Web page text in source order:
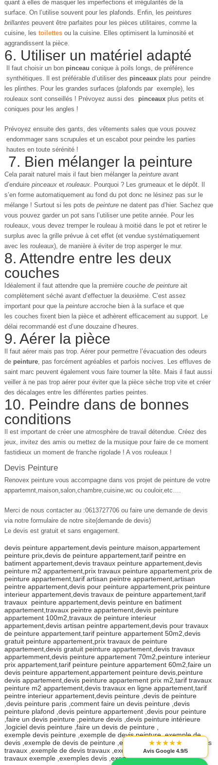
★★★★★
Avis Google 4.9/5
quant à elles de masquer les imperfections et irrégularités de la
surface. On l’utilise souvent pour les plafonds. Enfin, les peintures
brillantes peuvent être parfaites pour les pièces utilitaires, comme la
cuisine, les toilettes ou la cuisine. Elles optimisent la luminosité et
aggrandissent la pièce.
6. Utiliser un matériel adapté
Il faut choisir un bon pinceau conique à poils longs, de préférence
synthétiques. Il est préférable d’utiliser des pinceaux plats pour peindre
les plinthes. Pour les grandes surfaces (plafonds par exemple), les
rouleaux sont conseillés ! Prévoyez aussi des pinceaux plus petits et
coniques pour les angles !
Prévoyez ensuite des gants, des vêtements sales que vous pouvez
endommager sans scrupules et un escabot pour peindre les parties
hautes en toute sérénité !
7. Bien mélanger la peinture
Cela parait naturel mais il faut bien mélanger la peinture avant
d’enduire pinceaux et rouleaux. Pourquoi ? Les grumeaux et le dépôt. Il
s’en forme automatiquement au fond du pot donc ne lésinez pas sur le
mélange ! Surtout si les pots de peinture ne datent pas d’hier. Sachez que
vous pouvez garder un pot sans l’utiliser une petite année. Pour les
rouleaux, vous devez tremper le rouleau à moitié dans le pot et retirer le
surplus avec la grille prévue à cet effet (et vendue systématiquement
avec les rouleaux), de manière à éviter de trop asperger le mur.
8. Attendre entre les deux
couches
Idéalement il faut attendre que la première couche de peinture ait
complètement séché avant d’effectuer la deuxième. C’est assez
important pour que la peinture accroche bien à la surface et que
les couches fixent bien la pièce et adhèrent efficacement au support. Le
délai recommandé est d’une douzaine d’heures.
9. Aérer la pièce
Il faut aérer mais pas trop. Aérer pour permettre l’évacuation des odeurs
de peinture, pas forcément agréables et parfois nocives. Les effluves de
saint marc peuvent également vous faire tourner la tête. Mais il faut aussi
veiller à ne pas trop aérer pour éviter que la pièce sèche trop vite et créer
des décalages entre les différentes parties peintes.
10. Peindre dans de bonnes
conditions
Il est important de créer une atmosphère de travail détendue. Créez des
jeux, invitez des amis ou mettez de la musique pour faire de ce moment
fastidieux un moment de franche rigolade ! A vos rouleaux !
Devis Peinture
Renovex peinture vous accompagne dans vos projet de peinture de votre
appartemnt,maison,salon,chambre,cuisine,wc ou couloir,etc….
Merci de nous contacter au :0613727706 ou faire une demande de devis
via notre formulaire de notre site(demande de devis)
Le devis est gratuit et sans engagement.
devis peinture appartement,devis peinture maison,appartement
peinture prix,devis de peinture appartement,tarif peintre en
batiment appartement,devis travaux peinture appartement,devis
peinture m2 appartement,prix travaux peinture appartement,prix de
peinture appartement,tarif artisan peintre appartement,artisan
peintre appartement,devis pour peinture appartement,prix peinture
interieur appartement,devis travaux de peinture appartement,tarif
travaux peinture appartement,devis peinture en batiment
appartement,travaux peintre appartement,devis peinture
appartement 100m2,travaux de peinture interieur
appartement,devis artisan peintre appartement,devis pour travaux
de peinture appartement,tarif peinture appartement 50m2,devis
gratuit peinture appartement,prix travaux de peinture
appartement,devis gratuit peinture appartement,devis travaux
appartemment,devis peinture appartement 70m2,peinture interieur
prix appartement,tarif peinture peinture appartement 60m2,faire un
devis peinture appartement,appartement peinture devis,peinture
devis appartement,devis peinture appartement prix m2,tarif travaux
peinture m2 appartement,devis travaux en ligne appartement,tarif
peintre interieur appartement,devis peinture ,devis de peinture
,devis peinture paris ,comment faire un devis peinture ,devis
peinture plafond ,devis peinture appartement ,devis pour peinture
,faire un devis peinture ,peinture devis ,devis peinture intérieure
,logiciel devis peinture ,faire un devis de peinture ,
exemple devis peinture ,exemple de devis peinture ,exemple de
devis ,exemple de devis de peinture ,exemple devis ,exemple devis
travaux ,exemple de devis travaux ,exemples de devis ,devis
travaux exemple ,exemples devis ,exemples devis travaux ,